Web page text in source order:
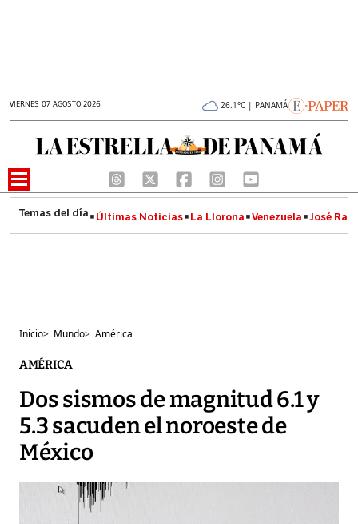
VIERNES 07 AGOSTO 2026 26.1°C | PANAMÁ
Últimas Noticias La Llorona Venezuela José
Inicio> Mundo> América
AMÉRICA
Dos sismos de magnitud 6.1 y
5.3 sacuden el noroeste de
México